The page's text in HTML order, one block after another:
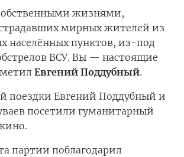
жизнями,
мирных жителей из
населённых пунктов, из-под
ВСУ. Вы — настоящие
Евгений Поддубный.
поездки Евгений Поддубный и
посетили гуманитарный
партии поблагодарил